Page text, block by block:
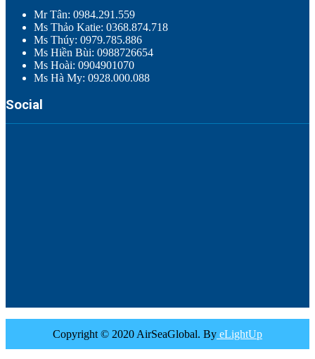
Mr Tân: 0984.291.559
Ms Thảo Katie: 0368.874.718
Ms Thúy: 0979.785.886
Ms Hiền Bùi: 0988726654
Ms Hoài: 0904901070
Ms Hà My: 0928.000.088
Social
Copyright © 2020 AirSeaGlobal. By eLightUp